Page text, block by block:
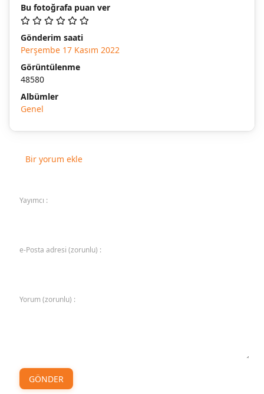
Bu fotoğrafa puan ver
Gönderim saati
Perşembe 17 Kasım 2022
Görüntülenme
48580
Albümler
Genel
Bir yorum ekle
Yayımcı :
e-Posta adresi (zorunlu) :
Yorum (zorunlu) :
GÖNDER